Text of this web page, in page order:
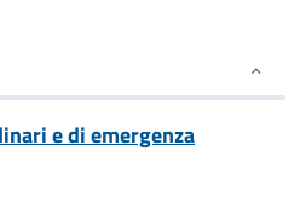
e di emergenza